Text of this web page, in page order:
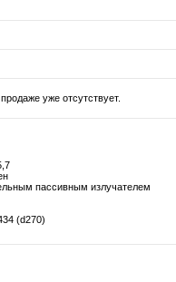
уже отсутствует.
пассивным излучателем
(d270)